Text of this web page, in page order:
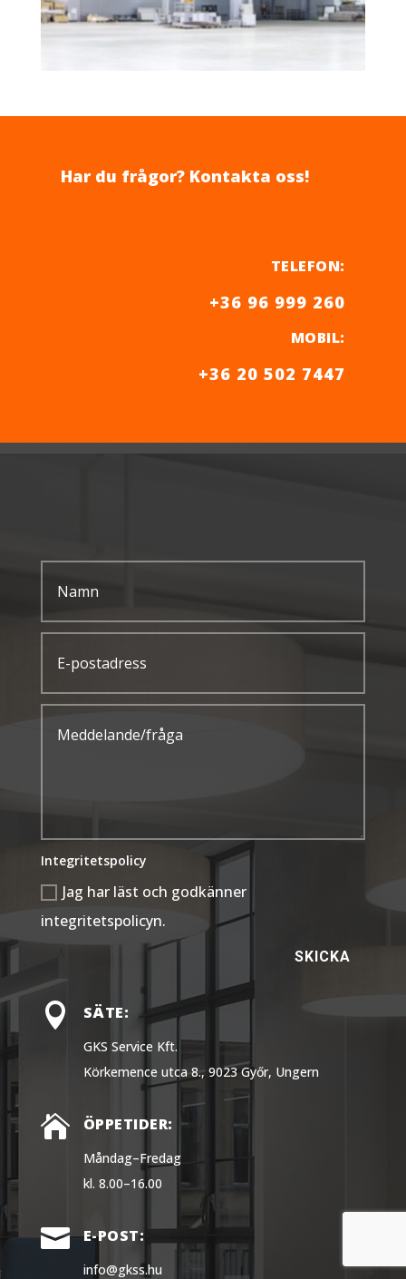
Har du frågor? Kontakta oss!
TELEFON:
+36 96 999 260
MOBIL:
+36 20 502 7447
Integritetspolicy
Jag har läst och godkänner
integritetspolicyn.
SKICKA
 SÄTE:
GKS Service Kft.
Körkemence utca 8., 9023 Győr, Ungern
 ÖPPETIDER:
Måndag–Fredag
kl. 8.00–16.00
 E-POST:
info@gkss.hu